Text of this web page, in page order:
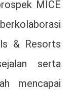
MICE
& Resorts
serta
mencapai